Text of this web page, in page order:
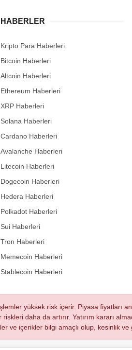
HABERLER
Kripto Para Haberleri
Bitcoin Haberleri
Altcoin Haberleri
Ethereum Haberleri
XRP Haberleri
Solana Haberleri
Cardano Haberleri
Avalanche Haberleri
Litecoin Haberleri
Dogecoin Haberleri
Hedera Haberleri
Polkadot Haberleri
Sui Haberleri
Tron Haberleri
Memecoin Haberleri
Stablecoin Haberleri
yüksek risk içerir. Piyasa fiyatları
daha da artırır. Yatırım kararı
ve içerikler bilgi amaçlı olup, kesinlik